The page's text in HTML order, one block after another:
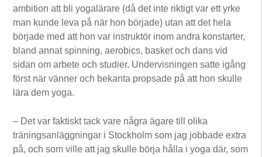
ambition att bli yogalärare (då det inte riktigt var ett yrke
man kunde leva på när hon började) utan att det hela
började med att hon var instruktör inom andra konstarter,
bland annat spinning, aerobics, basket och dans vid
sidan om arbete och studier. Undervisningen satte igång
först när vänner och bekanta propsade på att hon skulle
lära dem yoga.
– Det var faktiskt tack vare några ägare till olika
träningsanläggningar i Stockholm som jag jobbade extra
på, och som ville att jag skulle börja hålla i yoga där, som